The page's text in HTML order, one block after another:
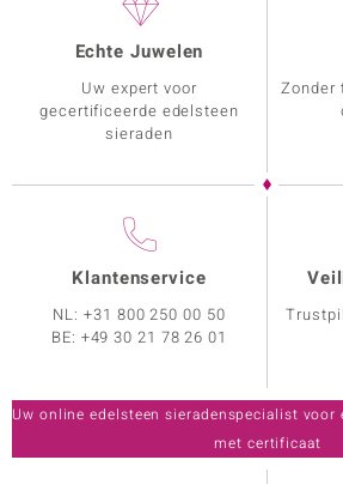
Echte Juwelen
Uw expert voor
gecertificeerde edelsteen
sieraden
Zonder
Klantenservice
NL:+31 800 250 00 50
BE: +49 30 21 78 26 01
Uw online edelsteen sieradenspecialist voor
met certificaat